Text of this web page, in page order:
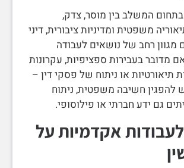
בתחום המשלב בין מוסר, צדק,
משפטית ומדיניות ציבורית, דיני
מגוון רחב של נושאים לעבודה
מדובר בעבירות ספציפיות, עקרונות
תיאורטיות או ניתוח של פסקי דין –
להפגין חשיבה משפטית, ניתוח
גם ידע חברתי או פילוסופי.
לעבודות אקדמיות על